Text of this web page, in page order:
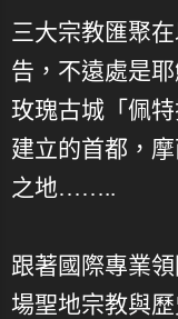
三大宗教匯聚
告，不遠處是
玫瑰古城「佩
建立的首都，
之地……..
跟著國際專業
場聖地宗教與歷